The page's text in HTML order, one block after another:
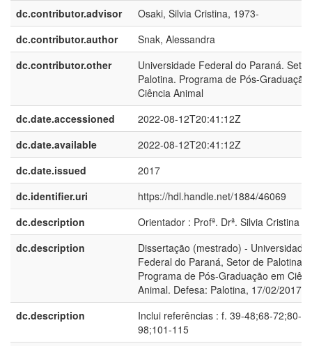
dc.contributor.advisor
Osaki, Silvia Cristina, 1973-
dc.contributor.author
Snak, Alessandra
dc.contributor.other
Universidade Federal do Paraná. Setor
Palotina. Programa de Pós-Graduação
Ciência Animal
dc.date.accessioned
2022-08-12T20:41:12Z
dc.date.available
2022-08-12T20:41:12Z
dc.date.issued
2017
dc.identifier.uri
https://hdl.handle.net/1884/46069
dc.description
Orientador : Profª. Drª. Silvia Cristina
dc.description
Dissertação (mestrado) - Universidade
Federal do Paraná, Setor de Palotina,
Programa de Pós-Graduação em
Animal. Defesa: Palotina, 17/02/2017
dc.description
Inclui referências : f. 39-48;68-72;80-
98;101-115